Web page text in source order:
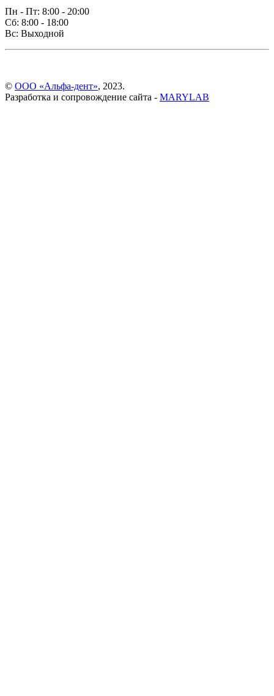
Пн - Пт: 8:00 - 20:00
Сб: 8:00 - 18:00
Вс: Выходной
© ООО «Альфа-дент», 2023.
Разработка и сопровождение сайта - MARYLAB